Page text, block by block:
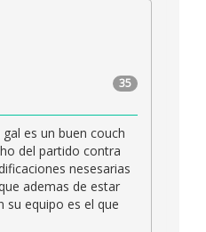
35
es un buen couch
del partido contra
nesesarias
ademas de estar
su equipo es el que